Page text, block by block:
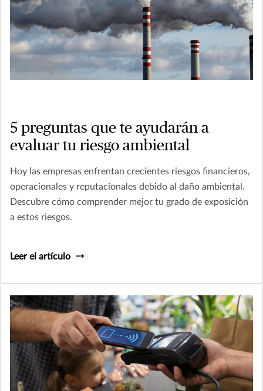
5 preguntas que te ayudarán a
evaluar tu riesgo ambiental
Hoy las empresas enfrentan crecientes riesgos financieros,
operacionales y reputacionales debido al daño ambiental.
Descubre cómo comprender mejor tu grado de exposición
a estos riesgos.
Leer el artículo